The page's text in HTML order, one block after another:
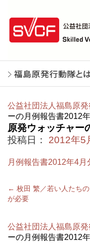
公益社団法人福島原
ーの月例報告書2012
原発ウォッチャー
投稿日：
2012年5
月例報告書2012年4月
← 枚田 繁／若い人たち
が必要
公益社団法人福島原
ーの月例報告書2012